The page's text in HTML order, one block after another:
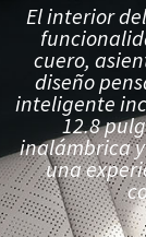
El interior
cuero,
diseño
inteligente
12.8
inalámbrica
una